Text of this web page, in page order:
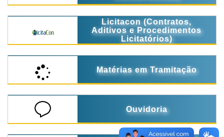
Licitacon (Contratos,
Aditivos e Procedimentos
Licitatórios)
Matérias em Tramitação
Ouvidoria